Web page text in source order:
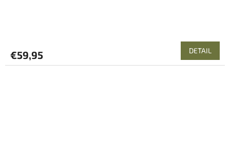
€59,95 DETAIL